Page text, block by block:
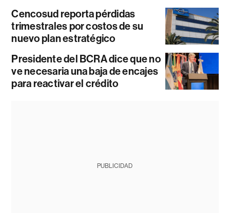
Cencosud reporta pérdidas
trimestrales por costos de su
nuevo plan estratégico
Presidente del BCRA dice que no
ve necesaria una baja de encajes
para reactivar el crédito
PUBLICIDAD